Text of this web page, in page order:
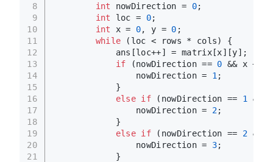
8
9
10
11
12
13
14
15
16
17
18
19
20
21
int nowDirection = 0;
int loc = 0;
int x = 0, y = 0 ;
while (loc < rows * cols) {
            ans[loc++] = matrix[x][y];
if (nowDirection == 0 && x +
                nowDirection =
1 ;
            }
else if (nowDirection == 1
&&
                nowDirection =
2;
            }
else if (nowDirection == 2 &&
                nowDirection =
3;
            }